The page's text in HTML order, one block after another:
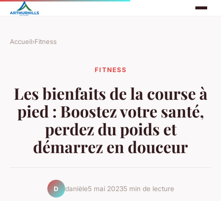
Accueil›Fitness
FITNESS
Les bienfaits de la course à
pied : Boostez votre santé,
perdez du poids et
démarrez en douceur
D danièle5 mai 20235 min de lecture